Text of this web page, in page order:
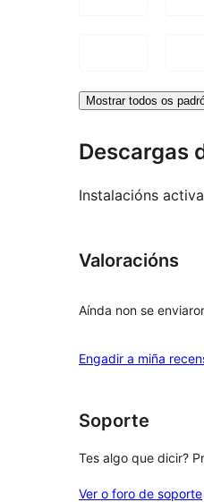
Mostrar todos os
Descargas
Instalacións
Valoracións
Aínda non se
Engadir a miña
Soporte
Tes algo que dicir?
Ver o foro de soporte